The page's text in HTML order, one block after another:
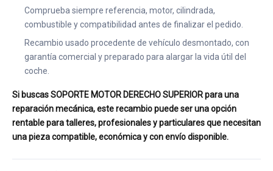
Comprueba siempre referencia, motor, cilindrada,
combustible y compatibilidad antes de finalizar el pedido.
Recambio usado procedente de vehículo desmontado, con
garantía comercial y preparado para alargar la vida útil del
coche.
Si buscas SOPORTE MOTOR DERECHO SUPERIOR para una
reparación mecánica, este recambio puede ser una opción
rentable para talleres, profesionales y particulares que necesitan
una pieza compatible, económica y con envío disponible.